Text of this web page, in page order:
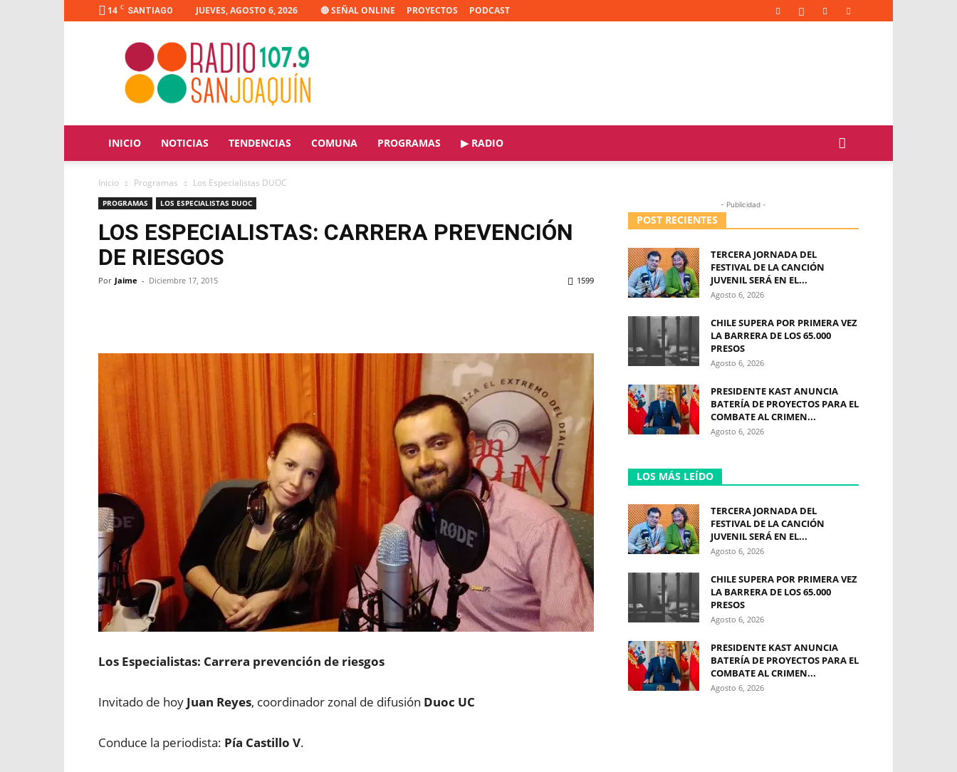
14 C SANTIAGO JUEVES, AGOSTO 6, 2026 🔴 SEÑAL ONLINE PROYECTOS PODCAST
Radio
Joaquín
INICIO NOTICIAS TENDENCIAS COMUNA PROGRAMAS ▶ RADIO
Inicio Programas Los Especialistas DUOC
PROGRAMAS LOS ESPECIALISTAS DUOC
LOS ESPECIALISTAS: CARRERA PREVENCIÓN
DE RIESGOS
Por Jaime - Diciembre 17, 2015 1599
Los Especialistas: Carrera prevención de riesgos
Invitado de hoy Juan Reyes, coordinador zonal de difusión Duoc UC
Conduce la periodista: Pía Castillo V.
- Publicidad -
POST RECIENTES
TERCERA JORNADA DEL
FESTIVAL DE LA CANCIÓN
JUVENIL SERÁ EN EL...
Agosto 6, 2026
CHILE SUPERA POR PRIMERA VEZ
LA BARRERA DE LOS 65.000
PRESOS
Agosto 6, 2026
PRESIDENTE KAST ANUNCIA
BATERÍA DE PROYECTOS PARA EL
COMBATE AL CRIMEN...
Agosto 6, 2026
LOS MÁS LEÍDO
TERCERA JORNADA DEL
FESTIVAL DE LA CANCIÓN
JUVENIL SERÁ EN EL...
Agosto 6, 2026
CHILE SUPERA POR PRIMERA VEZ
LA BARRERA DE LOS 65.000
PRESOS
Agosto 6, 2026
PRESIDENTE KAST ANUNCIA
BATERÍA DE PROYECTOS PARA EL
COMBATE AL CRIMEN...
Agosto 6, 2026